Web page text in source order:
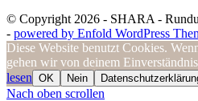
© Copyright 2026 - SHARA -
- powered by Enfold WordPress
Diese Website benutzt Cookies.
gehen wir von deinem
lesen OK Nein
Nach oben scrollen